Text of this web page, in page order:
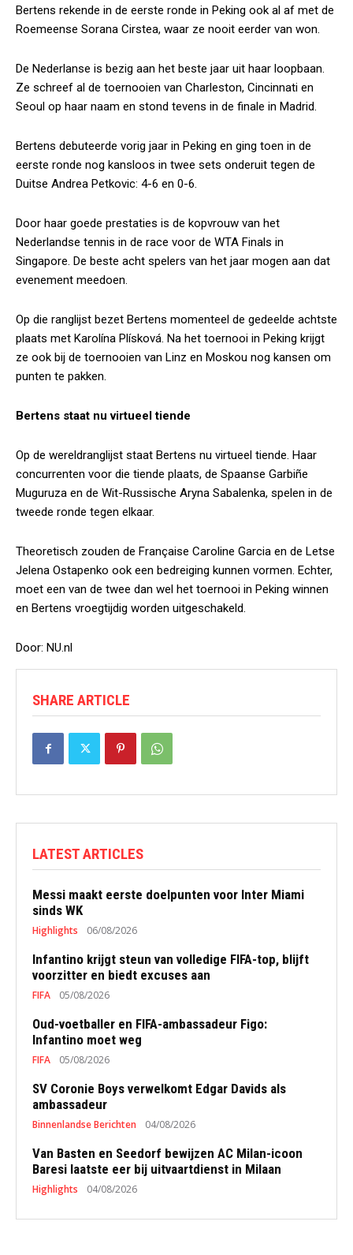
Bertens rekende in de eerste ronde in Peking ook al af met de
Roemeense Sorana Cirstea, waar ze nooit eerder van won.
De Nederlanse is bezig aan het beste jaar uit haar loopbaan.
Ze schreef al de toernooien van Charleston, Cincinnati en
Seoul op haar naam en stond tevens in de finale in Madrid.
Bertens debuteerde vorig jaar in Peking en ging toen in de
eerste ronde nog kansloos in twee sets onderuit tegen de
Duitse Andrea Petkovic: 4-6 en 0-6.
Door haar goede prestaties is de kopvrouw van het
Nederlandse tennis in de race voor de WTA Finals in
Singapore. De beste acht spelers van het jaar mogen aan dat
evenement meedoen.
Op die ranglijst bezet Bertens momenteel de gedeelde achtste
plaats met Karolína Plísková. Na het toernooi in Peking krijgt
ze ook bij de toernooien van Linz en Moskou nog kansen om
punten te pakken.
Bertens staat nu virtueel tiende
Op de wereldranglijst staat Bertens nu virtueel tiende. Haar
concurrenten voor die tiende plaats, de Spaanse Garbiñe
Muguruza en de Wit-Russische Aryna Sabalenka, spelen in de
tweede ronde tegen elkaar.
Theoretisch zouden de Française Caroline Garcia en de Letse
Jelena Ostapenko ook een bedreiging kunnen vormen. Echter,
moet een van de twee dan wel het toernooi in Peking winnen
en Bertens vroegtijdig worden uitgeschakeld.
Door: NU.nl
SHARE ARTICLE
LATEST ARTICLES
Messi maakt eerste doelpunten voor Inter Miami
sinds WK
Highlights 06/08/2026
Infantino krijgt steun van volledige FIFA-top, blijft
voorzitter en biedt excuses aan
FIFA 05/08/2026
Oud-voetballer en FIFA-ambassadeur Figo:
Infantino moet weg
FIFA 05/08/2026
SV Coronie Boys verwelkomt Edgar Davids als
ambassadeur
Binnenlandse Berichten 04/08/2026
Van Basten en Seedorf bewijzen AC Milan-icoon
Baresi laatste eer bij uitvaartdienst in Milaan
Highlights 04/08/2026